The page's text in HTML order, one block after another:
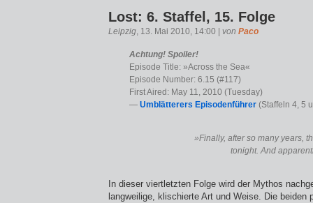
Lost: 6. Staffel, 15. Folge
Leipzig, 13. Mai 2010, 14:00 | von Paco
Achtung! Spoiler!
Episode Title: »Across the Sea«
Episode Number: 6.15 (#117)
First Aired: May 11, 2010 (Tuesday)
— Umblätterers Episodenführer (Staffeln 4, 5
»Finally, after so many years,
tonight. And
In dieser viertletzten Folge wird der Mythos
langweilige, klischierte Art und Weise. Die beiden